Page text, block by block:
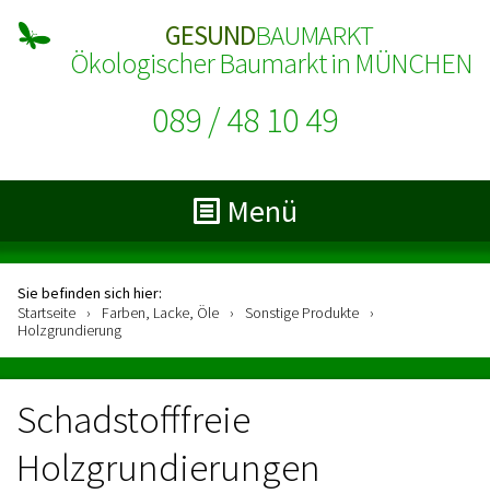
GESUNDBAUMARKT
Ökologischer Baumarkt in MÜNCHEN
089 / 48 10 49
Menü
Sie befinden sich hier:
Startseite
› Farben, Lacke, Öle › Sonstige Produkte
›
Holzgrundierung
Schadstofffreie
Holzgrundierungen